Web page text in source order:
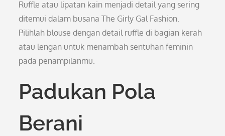
Ruffle atau lipatan kain menjadi detail yang sering
ditemui dalam busana The Girly Gal Fashion.
Pilihlah blouse dengan detail ruffle di bagian kerah
atau lengan untuk menambah sentuhan feminin
pada penampilanmu.
Padukan Pola
Berani